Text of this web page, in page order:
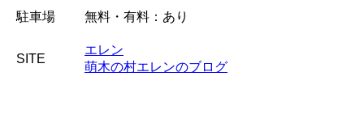
駐車場 無料・有料：あり
SITE
エレン
萌木の村エレンのブログ